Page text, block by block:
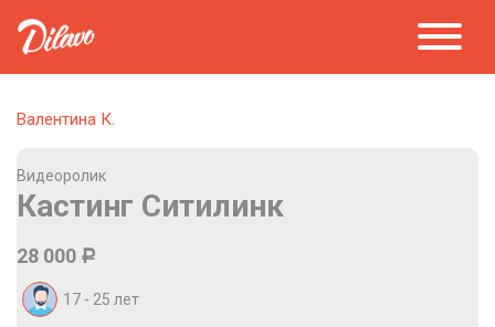
Валентина К.
Видеоролик
Кастинг Ситилинк
28 000 Р
17 - 25 лет